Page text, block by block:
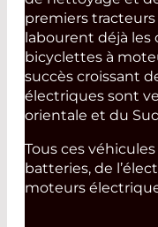
premiers
labourent déjà les
bicyclettes à
succès croissant
électriques sont
orientale et du
Tous ces
batteries, de
moteurs